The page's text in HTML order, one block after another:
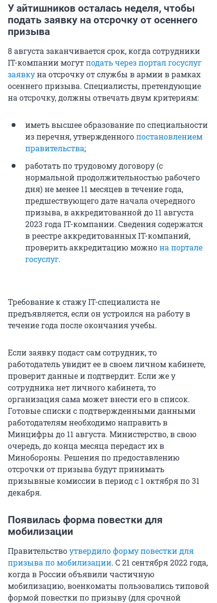
У айтишников осталась неделя, чтобы
подать заявку на отсрочку от осеннего
призыва
8 августа заканчивается срок, когда сотрудники
IT-компании могутподать через портал госуслуг
заявкуна отсрочку от службы в армии в рамках
осеннего призыва. Специалисты, претендующие
на отсрочку, должны отвечать двум критериям:
иметь высшее образование по специальности
из перечня, утвержденногопостановлением
правительства;
работать по трудовому договору (с
нормальной продолжительностью рабочего
дня) не менее 11 месяцев в течение года,
предшествующего дате начала очередного
призыва, в аккредитованной до 11 августа
2023 года IT-компании. Сведения содержатся
в реестре аккредитованных IT-компаний,
проверить аккредитацию можнона портале
госуслуг.
Требование к стажу IT-специалиста не
предъявляется, если он устроился на работу в
течение года после окончания учебы.
Если заявку подаст сам сотрудник, то
работодатель увидит ее в своем личном кабинете,
проверит данные и подтвердит. Если же у
сотрудника нет личного кабинета, то
организация сама может внести его в список.
Готовые списки с подтвержденными данными
работодателям необходимо направить в
Минцифры до 11 августа. Министерство, в свою
очередь, до конца месяца передаст их в
Минобороны. Решения по предоставлению
отсрочки от призыва будут принимать
призывные комиссии в период с 1 октября по 31
декабря.
Появилась форма повестки для
мобилизации
Правительствоутвердило форму повестки для
призыва по мобилизации. С 21 сентября 2022 года,
когда в России объявили частичную
мобилизацию, военкоматы пользовались типовой
формой повестки по призыву (для срочной